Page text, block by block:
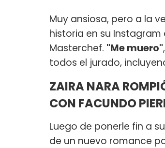
Muy ansiosa, pero a la
historia en su
Masterchef. "Me muero"
todos el jurado,
ZAIRA NARA
CON FACUNDO
Luego de ponerle fin a
de un nuevo romance